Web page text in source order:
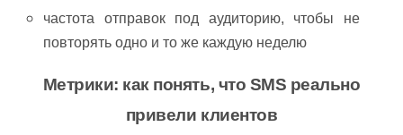
частота отправок под аудиторию, чтобы не
повторять одно и то же каждую неделю
Метрики: как понять, что SMS реально
привели клиентов